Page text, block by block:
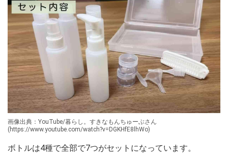
画像出典：YouTube/暮らし。すきなもんちゅーぶさん
(https://www.youtube.com/watch?v=DGKHfE8lhWo)
ボトルは4種で全部で7つがセットになっています。